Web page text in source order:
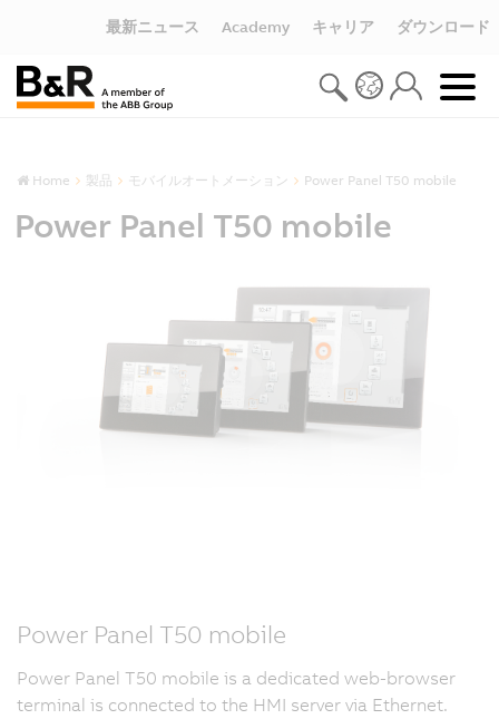
最新ニュース Academy キャリア ダウンロード
Home 製品 モバイルオートメーション Power Panel T50 mobile
Power Panel T50 mobile
Power Panel T50 mobile
Power Panel T50 mobile is a dedicated web-browser
terminal is connected to the HMI server via Ethernet.